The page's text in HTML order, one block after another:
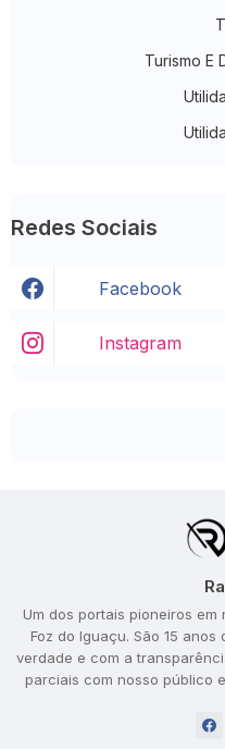
Turismo E
Redes Sociais
Facebook
Instagram
Um dos portais pioneiros
Foz do Iguaçu. São 15
verdade e com a
parciais com nosso público